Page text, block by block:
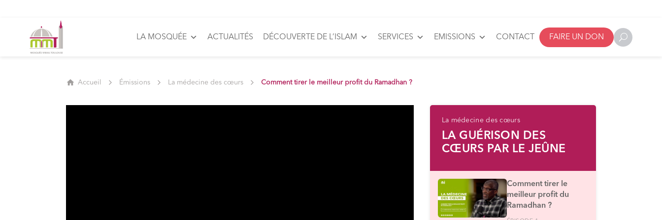
LA MOSQUÉE ACTUALITÉS DÉCOUVERTE DE L’ISLAM SERVICES EMISSIONS CONTACT FAIRE UN DON
Accueil Émissions La médecine des cœurs Comment tirer le meilleur profit du Ramadhan ?
La médecine des cœurs
LA GUÉRISON DES
CŒURS PAR LE JEÛNE
Comment tirer le
meilleur profit du
Ramadhan ?